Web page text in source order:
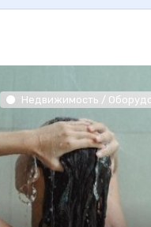
Недвижимость /